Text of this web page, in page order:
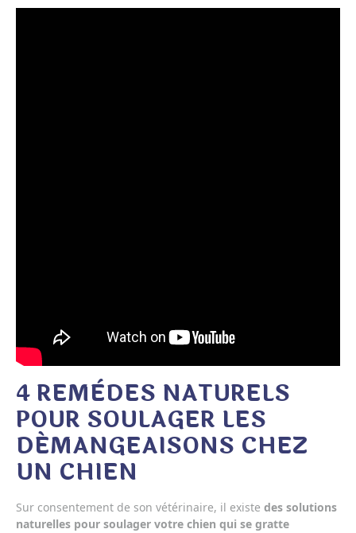
4 REMÈDES NATURELS
POUR SOULAGER LES
DÉMANGEAISONS CHEZ
UN CHIEN
Sur consentement de son vétérinaire, il existe des solutions
naturelles pour soulager votre chien qui se gratte